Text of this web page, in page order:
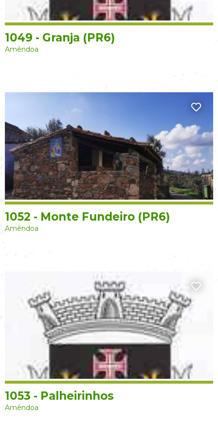
1049 - Granja (PR6)
Amêndoa
1052 - Monte Fundeiro (PR6)
Amêndoa
1053 - Palheirinhos
Amêndoa